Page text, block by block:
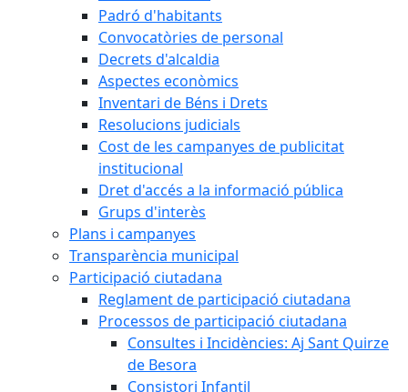
Padró d'habitants
Convocatòries de personal
Decrets d'alcaldia
Aspectes econòmics
Inventari de Béns i Drets
Resolucions judicials
Cost de les campanyes de publicitat
institucional
Dret d'accés a la informació pública
Grups d'interès
Plans i campanyes
Transparència municipal
Participació ciutadana
Reglament de participació ciutadana
Processos de participació ciutadana
Consultes i Incidències: Aj Sant Quirze
de Besora
Consistori Infantil